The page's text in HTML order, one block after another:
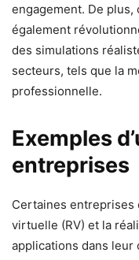
engagement. De
également
des simulations
secteurs, tels que la
professionnelle.
Exemples
entreprises
Certaines entreprises
virtuelle (RV) et la
applications dans leur